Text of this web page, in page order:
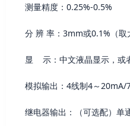
测量精度：0.25%-0.5%
分 辨 率：3mm或0.1%（取
显 示：中文液晶显示，或
模拟输出：4线制4～20mA/
继电器输出：（可选配）单